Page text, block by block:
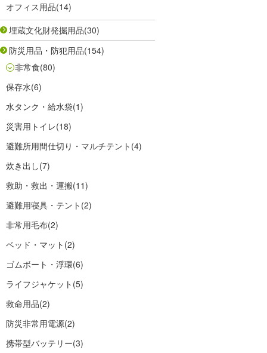
オフィス用品(14)
埋蔵文化財発掘用品(30)
防災用品・防犯用品(154)
非常食(80)
保存水(6)
水タンク・給水袋(1)
災害用トイレ(18)
避難所用間仕切り・マルチテント (4)
炊き出し(7)
救助・救出・運搬(11)
避難用寝具・テント (2)
非常用毛布(2)
ベッド・マット (2)
ゴムボート・浮環(6)
ライフジャケット (5)
救命用品(2)
防災非常用電源(2)
携帯型バッテリー(3)